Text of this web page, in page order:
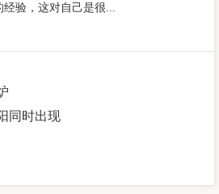
经验，这对自己是很...
同时出现